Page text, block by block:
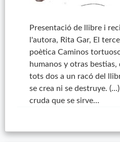
Presentació de llibre i
l'autora, Rita Gar, El
poètica Caminos
humanos y otras
tots dos a un racó del
se crea ni se destruye.
cruda que se sirve…